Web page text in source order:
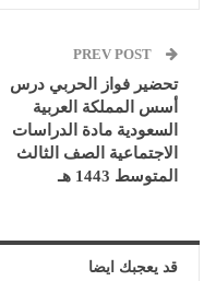
تحضير فواز الحربي درس
أسس المملكة العربية
السعودية مادة الدراسات
الاجتماعية الصف الثالث
المتوسط 1443 هـ
قد يعجبك ايضا